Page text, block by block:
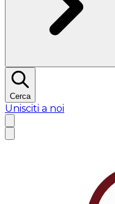
Cerca
Unisciti a noi